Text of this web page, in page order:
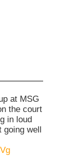
at MSG
the court
in loud
going well